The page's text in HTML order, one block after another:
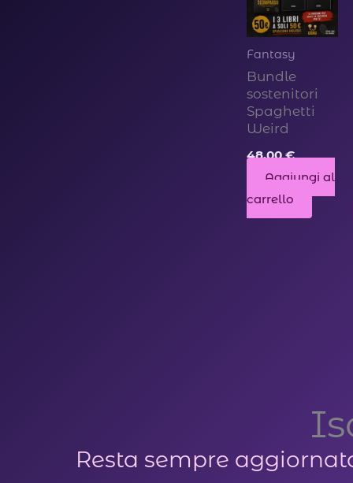
Fantasy
Bundle
sostenitori
Spaghetti
Weird
48,00€
Aggiungi al
carrello
Resta sempre